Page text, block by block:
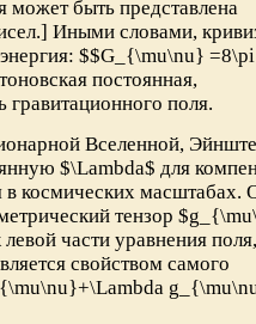
может быть представлена
Иными словами,
$$G_{\mu\nu}
постоянная,
поля.
Вселенной,
$\Lambda$ для
в космических масштабах.
тензор
части уравнения поля,
свойством самого